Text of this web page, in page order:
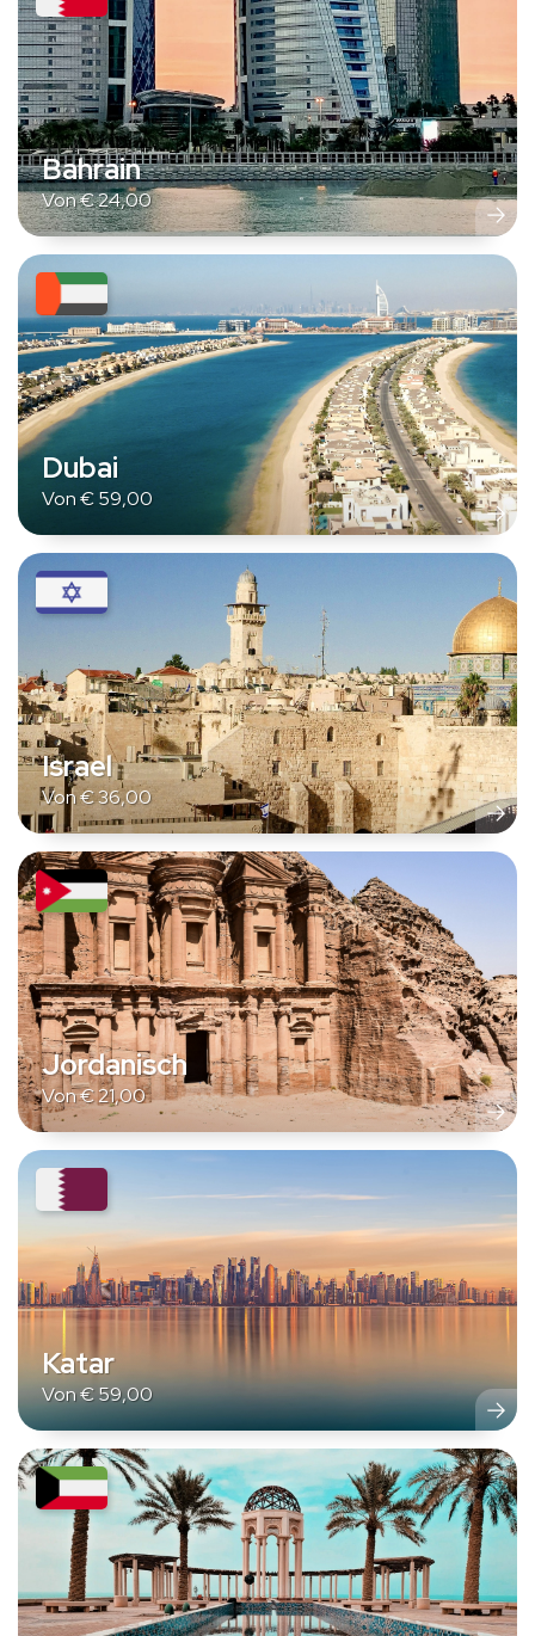
Bahrain
Von€24,00
Dubai
Von€59,00
Israel
Von€36,00
Jordanisch
Von€21,00
Katar
Von€59,00